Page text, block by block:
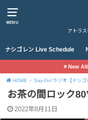
MENU
アトラ
ナシゴレン Live Schedule
New
HOME Say-Go!ラジオ【ナシゴ
お茶の間ロック
2022年8月11日